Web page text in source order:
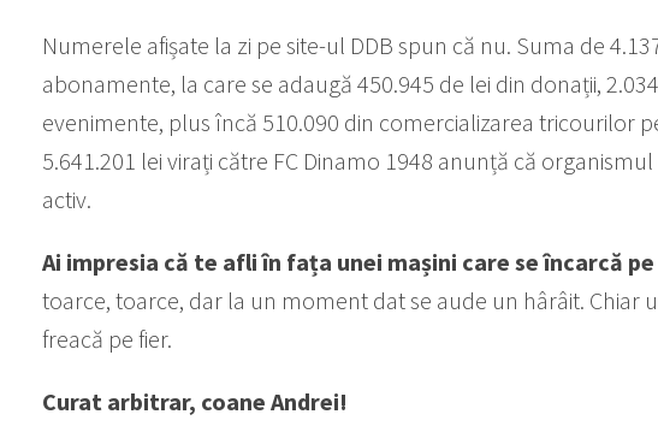
Numerele afișate la zi pe site-ul DDB spun că nu. Suma de
abonamente, la care se adaugă 450.945 de lei din donații,
evenimente, plus încă 510.090 din comercializarea tricourilor
5.641.201 lei virați către FC Dinamo 1948 anunță că
activ.
Ai impresia că te afli în fața unei mașini care se încarcă
toarce, toarce, dar la un moment dat se aude un hârâit. Chiar
freacă pe fier.
Curat arbitrar, coane Andrei!